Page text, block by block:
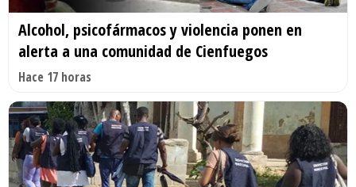
Alcohol, psicofármacos y violencia ponen en
alerta a una comunidad de Cienfuegos
Hace 17 horas